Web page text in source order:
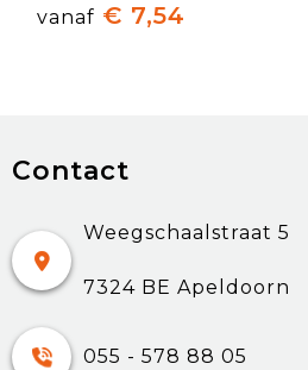
vanaf € 7,54
Contact
Weegschaalstraat 5
7324 BE Apeldoorn
055 - 578 88 05